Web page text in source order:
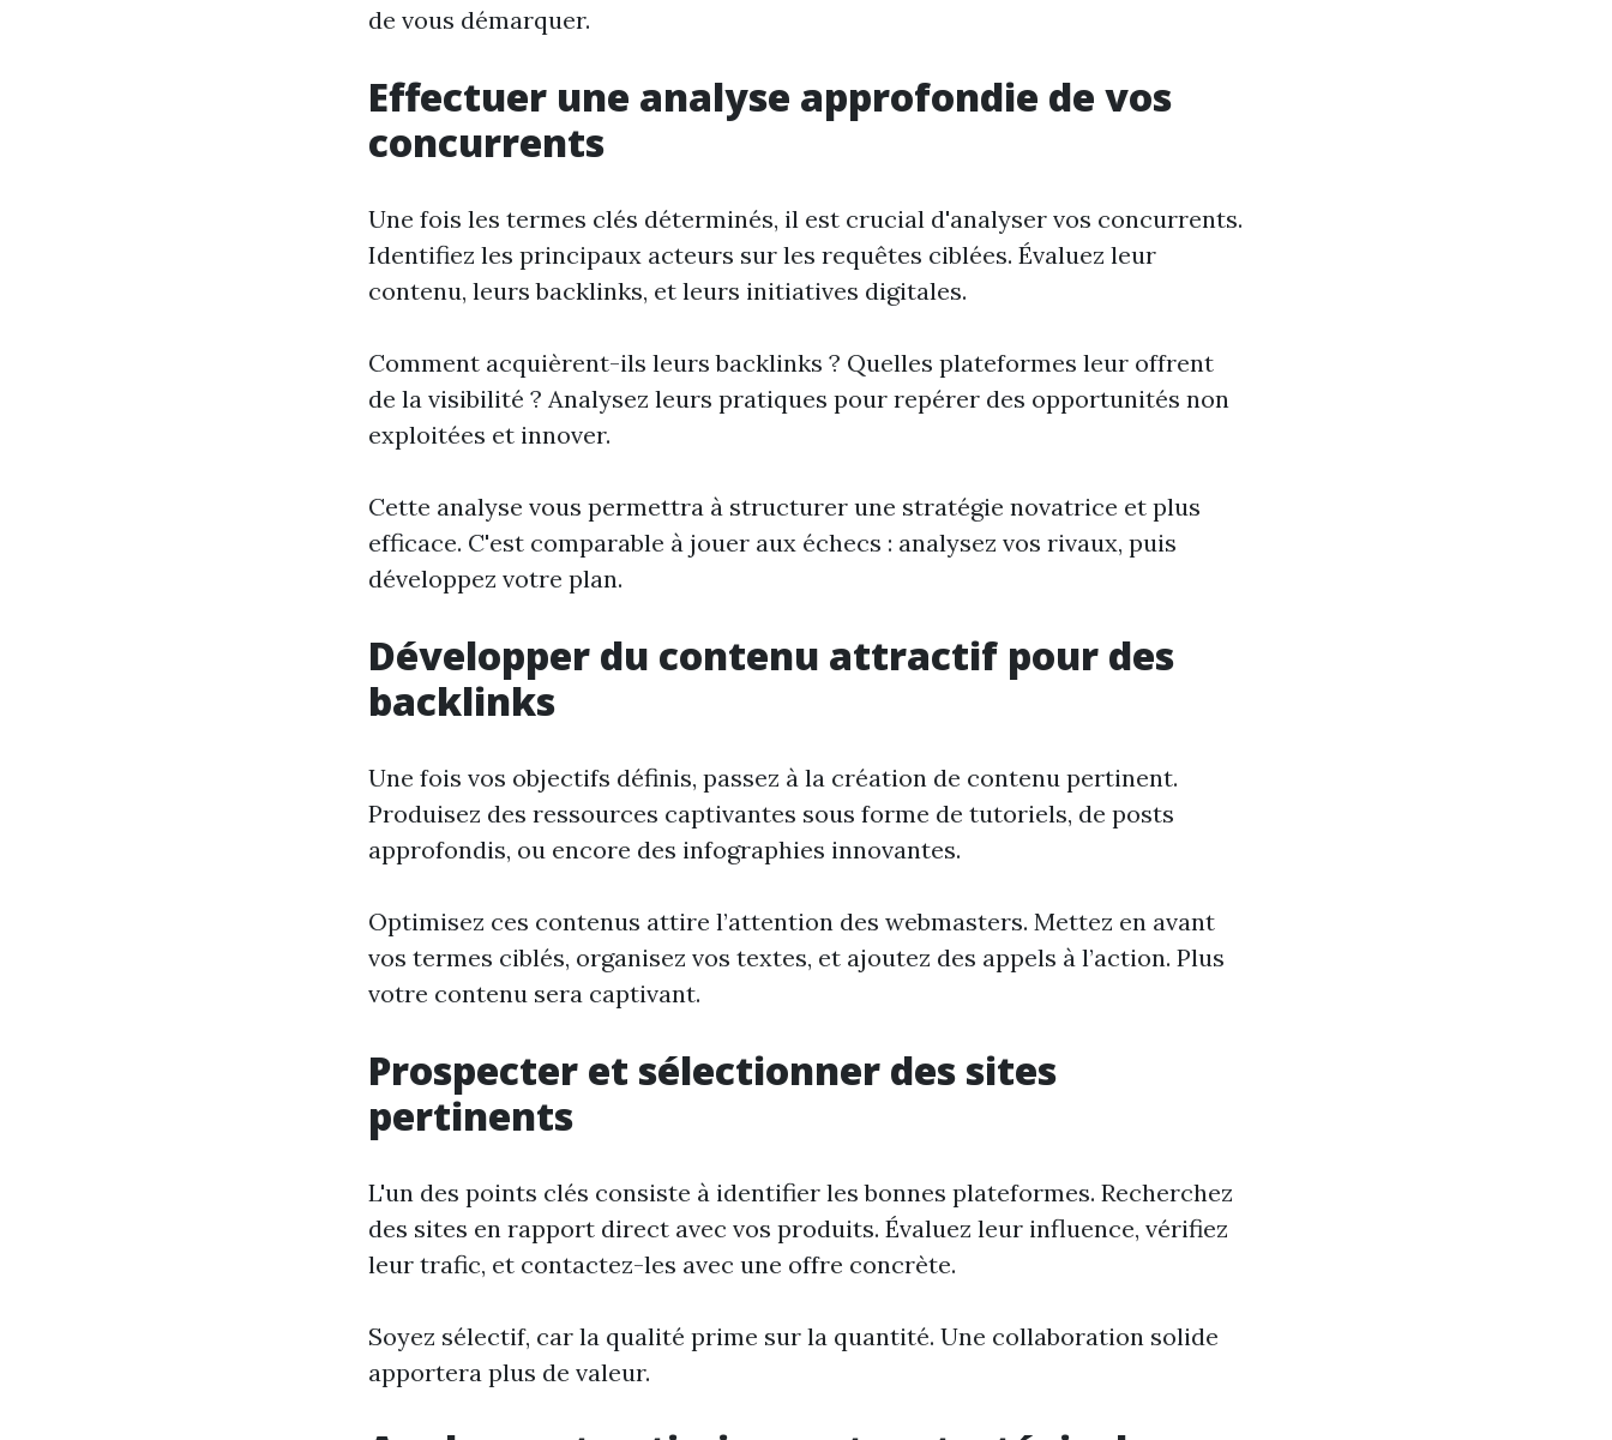
de vous démarquer.
Effectuer une analyse approfondie de vos
concurrents
Une fois les termes clés déterminés, il est crucial d'analyser vos concurrents.
Identifiez les principaux acteurs sur les requêtes ciblées. Évaluez leur
contenu, leurs backlinks, et leurs initiatives digitales.
Comment acquièrent-ils leurs backlinks ? Quelles plateformes leur offrent
de la visibilité ? Analysez leurs pratiques pour repérer des opportunités non
exploitées et innover.
Cette analyse vous permettra à structurer une stratégie novatrice et plus
efficace. C'est comparable à jouer aux échecs : analysez vos rivaux, puis
développez votre plan.
Développer du contenu attractif pour des
backlinks
Une fois vos objectifs définis, passez à la création de contenu pertinent.
Produisez des ressources captivantes sous forme de tutoriels, de posts
approfondis, ou encore des infographies innovantes.
Optimisez ces contenus attire l’attention des webmasters. Mettez en avant
vos termes ciblés, organisez vos textes, et ajoutez des appels à l’action. Plus
votre contenu sera captivant.
Prospecter et sélectionner des sites
pertinents
L'un des points clés consiste à identifier les bonnes plateformes. Recherchez
des sites en rapport direct avec vos produits. Évaluez leur influence, vérifiez
leur trafic, et contactez-les avec une offre concrète.
Soyez sélectif, car la qualité prime sur la quantité. Une collaboration solide
apportera plus de valeur.